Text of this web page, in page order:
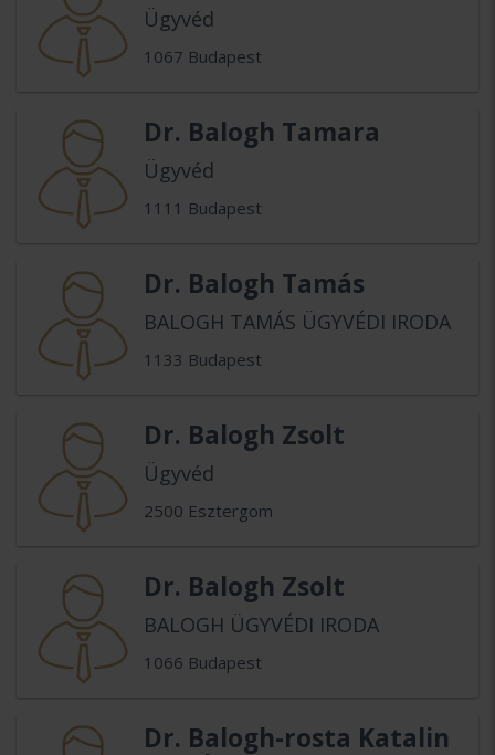
Ügyvéd
1067 Budapest
Dr. Balogh Tamara
Ügyvéd
1111 Budapest
Dr. Balogh Tamás
BALOGH TAMÁS ÜGYVÉDI IRODA
1133 Budapest
Dr. Balogh Zsolt
Ügyvéd
2500 Esztergom
Dr. Balogh Zsolt
BALOGH ÜGYVÉDI IRODA
1066 Budapest
Dr. Balogh-rosta Katalin